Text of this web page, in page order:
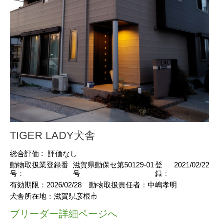
TIGER LADY犬舎
総合評価 :
評価なし
動物取扱業登録番
号：
滋賀県動保セ第50129-01
号
登
録：
2021/02/22
有効期限： 2026/02/28 動物取扱責任者： 中嶋孝明
犬舎所在地： 滋賀県彦根市
ブリーダー詳細ページへ